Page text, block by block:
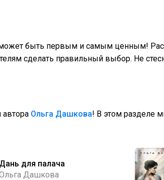
быть первым и самым ценным!
сделать правильный выбор. Не
автора Ольга Дашкова! В этом разделе
Дань для палача
Дашкова